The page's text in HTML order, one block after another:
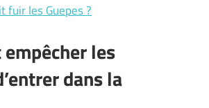
fuir les Guepes ?
les
dans la